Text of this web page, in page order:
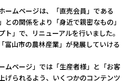
ームページは、「直売会員」である
との関係をより「身近で親密なもの」
」で、リニューアルを行いました。
富山市の農林産業」が発展していける
ムページ」では「生産者様」と「お客
げられるよう、いくつかのコンテンツ